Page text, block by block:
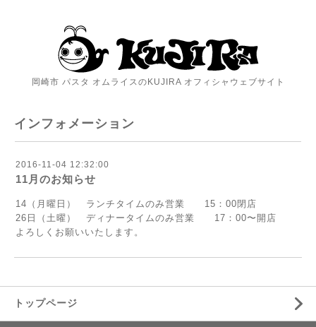
岡崎市 パスタ オムライスのKUJIRA オフィシャウェブサイト
インフォメーション
2016-11-04 12:32:00
11月のお知らせ
14（月曜日） ランチタイムのみ営業 15：00閉店
26日（土曜） ディナータイムのみ営業 17：00〜開店
よろしくお願いいたします。
トップページ